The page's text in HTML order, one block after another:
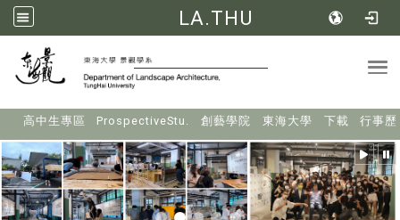
LA.THU
高中生專區 ProspectiveStu. 創藝學院 東海大學 下載 行事歷